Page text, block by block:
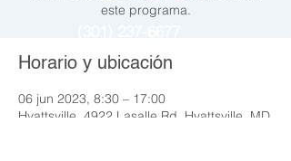
este programa.
Horario y ubicación
06 jun 2023, 8:30 – 17:00
Hyattsville, 4922 Lasalle Rd, Hyattsville, MD
Hyattsville 4922 LaSalle Road